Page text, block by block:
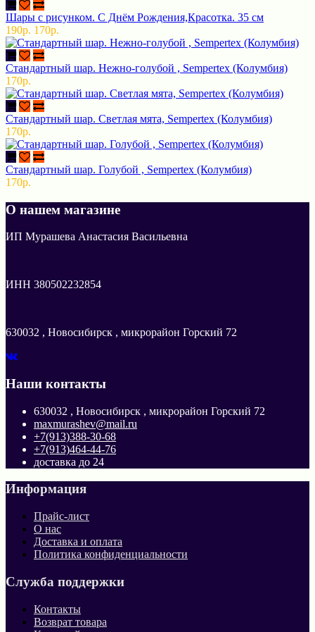
Шары с рисунком. С Днём Рождения,Красотка. 35 см
190р. 170р.
Стандартный шар. Нежно-голубой , Sempertex (Колумбия)
170р.
Стандартный шар. Светлая мята, Sempertex (Колумбия)
170р.
Стандартный шар. Голубой , Sempertex (Колумбия)
170р.
О нашем магазине
ИП Мурашева Анастасия Васильевна
ИНН 380502232854
630032 , Новосибирск , микрорайон Горский 72
Наши контакты
630032 , Новосибирск , микрорайон Горский 72
maxmurashev@mail.ru
+7(913)388-30-68
+7(913)464-44-76
доставка до 24
Информация
Прайс-лист
О нас
Доставка и оплата
Политика конфиденциальности
Служба поддержки
Контакты
Возврат товара